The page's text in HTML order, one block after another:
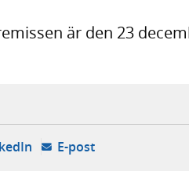
är den 23
extern webbplats,
i ny flik, extern webbplats,
- öppnas i ny flik, extern
E-post- öppnar din e-